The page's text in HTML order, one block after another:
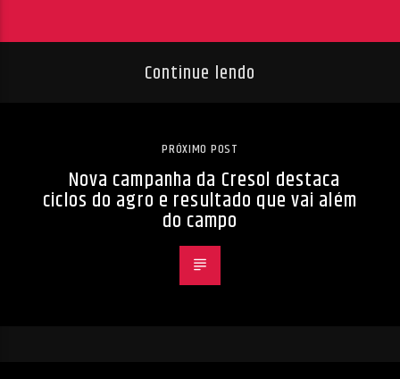
Continue lendo
PRÓXIMO POST
Nova campanha da Cresol destaca
ciclos do agro e resultado que vai além
do campo